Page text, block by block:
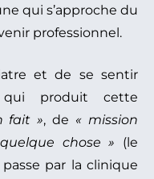
qui s’approche du
professionnel.
et de se sentir
qui produit cette
fait », de « mission
chose » (le
par la clinique